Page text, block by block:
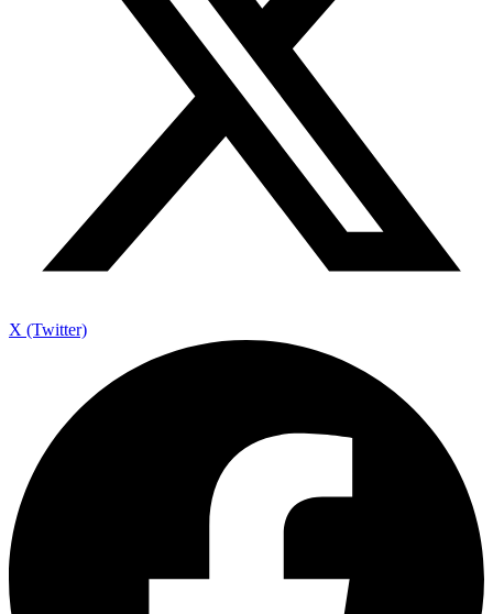
X (Twitter)